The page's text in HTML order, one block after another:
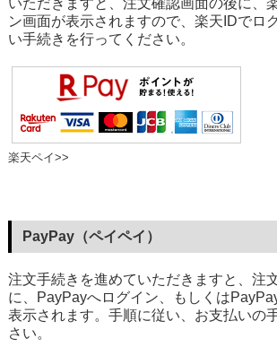
ン画面が表示されますので、楽天IDでロ
い手続きを行ってください。
楽天ペイ>>
PayPay（ペイペイ）
注文手続きを進めていただきますと、注
に、PayPayへログイン、もしくは
表示されます。手順に従い、お支払いの
さい。